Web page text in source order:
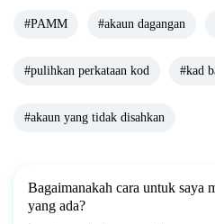
#PAMM #akaun dagangan
#pulihkan perkataan kod #kad
#akaun yang tidak disahkan
Bagaimanakah cara untuk saya
yang ada?